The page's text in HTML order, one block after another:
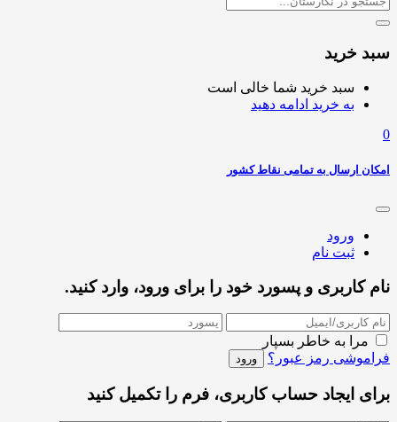
سبد خرید
سبد خرید شما خالی است
به خرید ادامه دهید
0
امکان ارسال به تمامی نقاط کشور
ورود
ثبت نام
نام کاربری و پسورد خود را برای ورود، وارد کنید.
مرا به خاطر بسپار
فراموشی رمز عبور؟
برای ایجاد حساب کاربری، فرم را تکمیل کنید